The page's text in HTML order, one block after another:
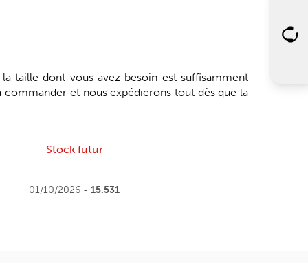
taille dont vous avez besoin est suffisamment
et nous expédierons tout dès que la
Stock futur
01/10/2026 - 15.531